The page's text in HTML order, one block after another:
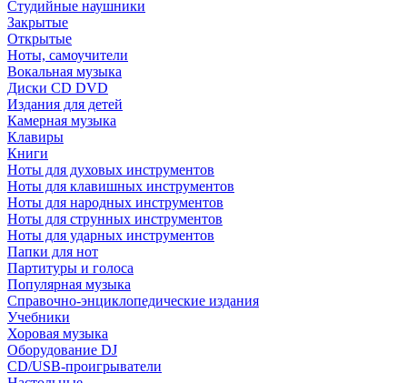
Студийные наушники
Закрытые
Открытые
Ноты, самоучители
Вокальная музыка
Диски CD DVD
Издания для детей
Камерная музыка
Клавиры
Книги
Ноты для духовых инструментов
Ноты для клавишных инструментов
Ноты для народных инструментов
Ноты для струнных инструментов
Ноты для ударных инструментов
Папки для нот
Партитуры и голоса
Популярная музыка
Справочно-энциклопедические издания
Учебники
Хоровая музыка
Оборудование DJ
CD/USB-проигрыватели